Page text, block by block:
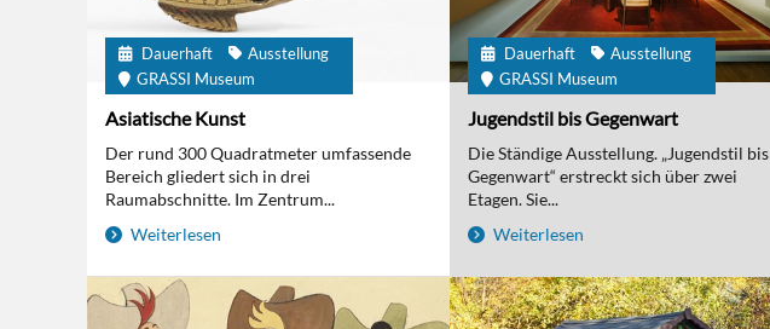
Dauerhaft
Ausstellung
GRASSI Museum
Asiatische Kunst
Der rund 300 Quadratmeter umfassende
Bereich gliedert sich in drei
Raumabschnitte. Im Zentrum...
Weiterlesen
Dauerhaft
Ausstellung
GRASSI Museum
Jugendstil bis Gegenwart
Die Ständige Ausstellung. „Jugendstil bis
Gegenwart“ erstreckt sich über zwei
Etagen. Sie...
Weiterlesen